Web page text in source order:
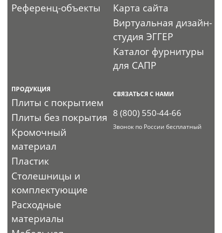
Референц-объекты
Карта сайта
Виртуальная дизайн-
студия ЭГГЕР
Каталог фурнитуры
для САПР
ПРОДУКЦИЯ
Плиты с покрытием
Плиты без покрытия
Кромочный
материал
Пластик
Столешницы и
комплектующие
Расходные
материалы
СВЯЗАТЬСЯ С НАМИ
8 (800) 550-44-66
Звонок по России бесплатный